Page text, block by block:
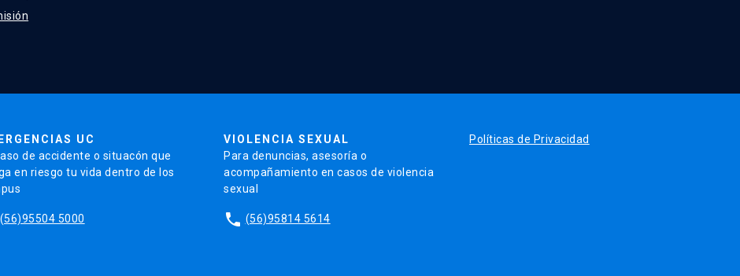
UC
de accidente o situacón que
en riesgo tu vida dentro de los
(56)95504 5000
VIOLENCIA SEXUAL
Para denuncias, asesoría o
acompañamiento en casos de violencia
sexual
phone (56)95814 5614
Políticas de Privacidad